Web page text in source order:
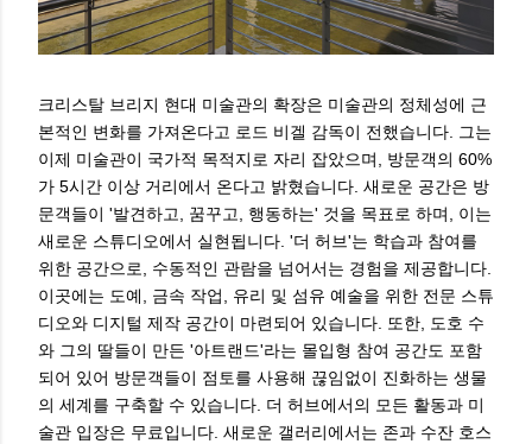
크리스탈 브리지 현대 미술관의 확장은 미술관의 정체성에 근
본적인 변화를 가져온다고 로드 비겔 감독이 전했습니다. 그는
이제 미술관이 국가적 목적지로 자리 잡았으며, 방문객의 60%
가 5시간 이상 거리에서 온다고 밝혔습니다. 새로운 공간은 방
문객들이 '발견하고, 꿈꾸고, 행동하는' 것을 목표로 하며, 이는
새로운 스튜디오에서 실현됩니다. '더 허브'는 학습과 참여를
위한 공간으로, 수동적인 관람을 넘어서는 경험을 제공합니다.
이곳에는 도예, 금속 작업, 유리 및 섬유 예술을 위한 전문 스튜
디오와 디지털 제작 공간이 마련되어 있습니다. 또한, 도호 수
와 그의 딸들이 만든 '아트랜드'라는 몰입형 참여 공간도 포함
되어 있어 방문객들이 점토를 사용해 끊임없이 진화하는 생물
의 세계를 구축할 수 있습니다. 더 허브에서의 모든 활동과 미
술관 입장은 무료입니다. 새로운 갤러리에서는 존과 수잔 호스